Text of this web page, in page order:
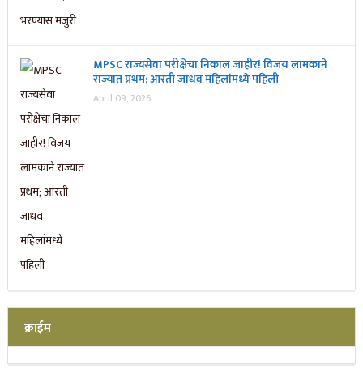
MPSC राज्यसेवा परीक्षेचा निकाल जाहीर! विजय लामकाने
राज्यात प्रथम; आरती जाधव महिलांमध्ये पहिली
April 09, 2026
क्राईम